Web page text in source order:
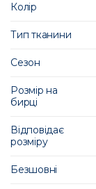
Колір
Тип тканини
Сезон
Розмір на
бирці
Відповідає
розміру
Безшовні